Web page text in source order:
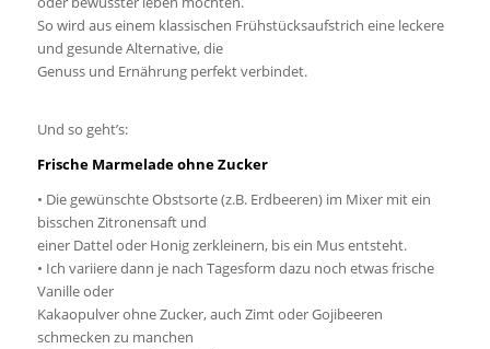
So wird aus einem klassischen Frühstücksaufstrich eine leckere
und gesunde Alternative, die
Genuss und Ernährung perfekt verbindet.
Und so geht’s:
Frische Marmelade ohne Zucker
• Die gewünschte Obstsorte (z.B. Erdbeeren) im Mixer mit ein
bisschen Zitronensaft und
einer Dattel oder Honig zerkleinern, bis ein Mus entsteht.
• Ich variiere dann je nach Tagesform dazu noch etwas frische
Vanille oder
Kakaopulver ohne Zucker, auch Zimt oder Gojibeeren
schmecken zu manchen